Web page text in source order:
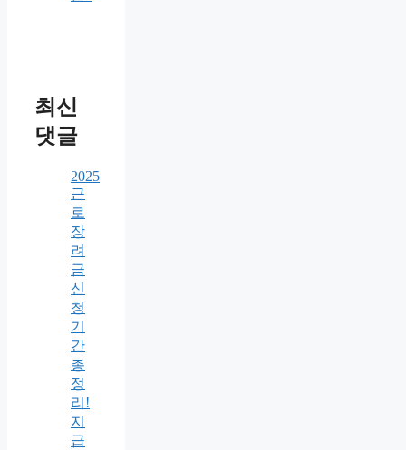
최신
댓글
2025
근
로
장
려
금
신
청
기
간
총
정
리!
지
급